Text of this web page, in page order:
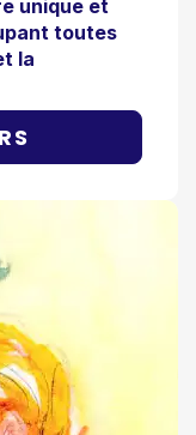
unique et
toutes
la